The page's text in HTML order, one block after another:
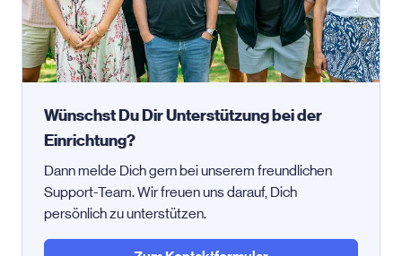
Wünschst Du Dir Unterstützung bei der
Einrichtung?
Dann melde Dich gern bei unserem freundlichen
Support-Team. Wir freuen uns darauf, Dich
persönlich zu unterstützen.